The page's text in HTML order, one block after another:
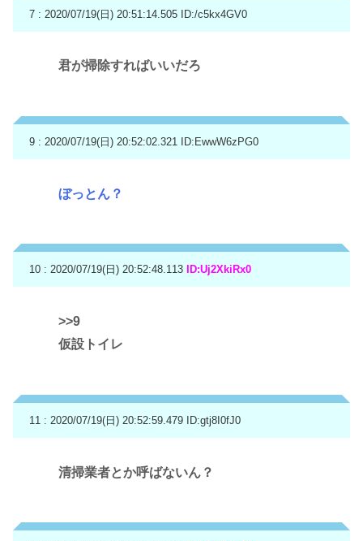
7 : 2020/07/19(日) 20:51:14.505 ID:/c5kx4GV0
君が掃除すればいいだろ
9 : 2020/07/19(日) 20:52:02.321 ID:EwwW6zPG0
ぼっとん？
10 : 2020/07/19(日) 20:52:48.113 ID:Uj2XkiRx0
>>9
仮設トイレ
11 : 2020/07/19(日) 20:52:59.479 ID:gtj8I0fJ0
清掃業者とか呼ばないん？